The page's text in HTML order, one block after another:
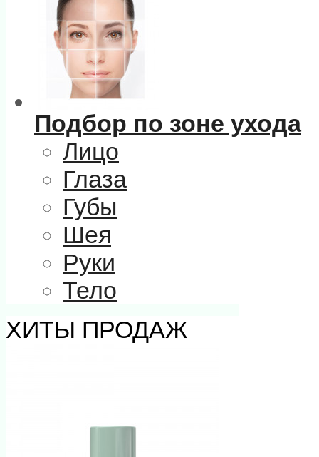
Подбор по зоне ухода
Лицо
Глаза
Губы
Шея
Руки
Тело
ХИТЫ ПРОДАЖ